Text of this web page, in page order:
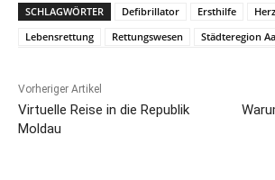
SCHLAGWÖRTER Defibrillator Ersthilfe
Lebensrettung
Rettungswesen Städteregion
Vorheriger Artikel
Virtuelle Reise in die Republik
Moldau